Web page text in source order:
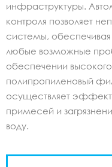
инфраструктуры.
контроля позволяет
системы,
любые возможные
обеспечении
полипропиленовый
осуществляет
примесей и
воду.